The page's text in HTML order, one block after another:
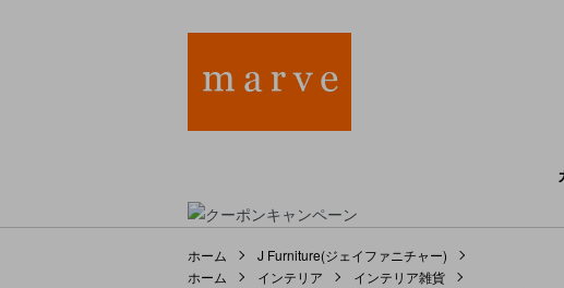
ホーム
J Furniture(ジェイファニチャー)
ホーム
インテリア
インテリア雑貨